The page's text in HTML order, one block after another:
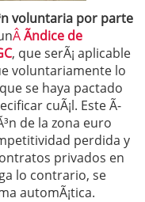
voluntaria por parte
ÂÃndice de
, que serÃ¡ aplicable
voluntariamente lo
se haya pactado
cuÃ¡l. Este Ã­
de la zona euro
perdida y
privados en
lo contrario, se
automÃ¡tica.